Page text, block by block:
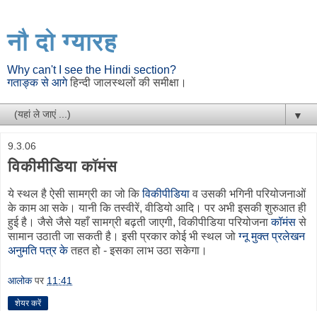
नौ दो ग्यारह
Why can't I see the Hindi section?
गताङ्क से आगेहिन्दी जालस्थलों की समीक्षा।
▼
9.3.06
विकीमीडिया कॉमंस
ये स्थल है ऐसी सामग्री का जो किविकीपीडियाव उसकी भगिनी परियोजनाओं
के काम आ सके। यानी कि तस्वीरें, वीडियो आदि। पर अभी इसकी शुरुआत ही
हुई है। जैसे जैसे यहाँ सामग्री बढ़ती जाएगी, विकीपीडिया परियोजनाकॉमंससे
सामान उठाती जा सकती है। इसी प्रकार कोई भी स्थल जोग्नू मुक्त प्रलेखन
अनुमति पत्र केतहत हो - इसका लाभ उठा सकेगा।
आलोक पर 11:41
शेयर करें